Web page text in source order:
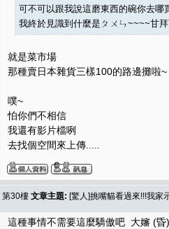
可不可以跟我說這磨東西的碗你去
我終於見識到什麼是ㄆㄨㄣ~~~~甘
就是菜市場
那種賣日本雜貨三樣100的路邊攤啦~
噗~
怕你們不相信
我還有影片檔咧
去找個空間來上傳.....
第30樓 文章主題: [驚人]挑嘴貓看過來!!!我家
這種事情不需要這麼驕傲吧 大嬸 (昏)